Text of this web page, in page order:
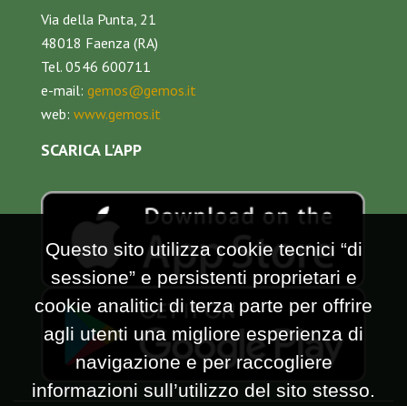
Via della Punta, 21
48018 Faenza (RA)
Tel. 0546 600711
e-mail: gemos@gemos.it
web: www.gemos.it
SCARICA L'APP
Questo sito utilizza cookie tecnici “di
sessione” e persistenti proprietari e
cookie analitici di terza parte per offrire
agli utenti una migliore esperienza di
navigazione e per raccogliere
informazioni sull’utilizzo del sito stesso.